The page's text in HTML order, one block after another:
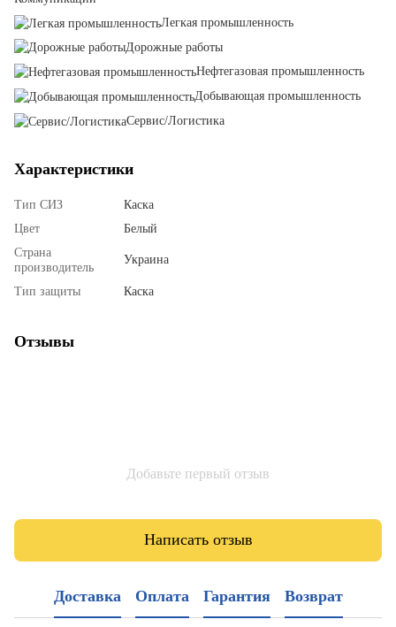
Легкая промышленность
Дорожные работы
Нефтегазовая промышленность
Добывающая промышленность
Сервис/Логистика
Характеристики
Тип СИЗ
Каска
Цвет
Белый
Страна
производитель
Украина
Тип защиты Каска
Отзывы
Добавьте первый отзыв
Написать отзыв
Доставка Оплата Гарантия Возврат